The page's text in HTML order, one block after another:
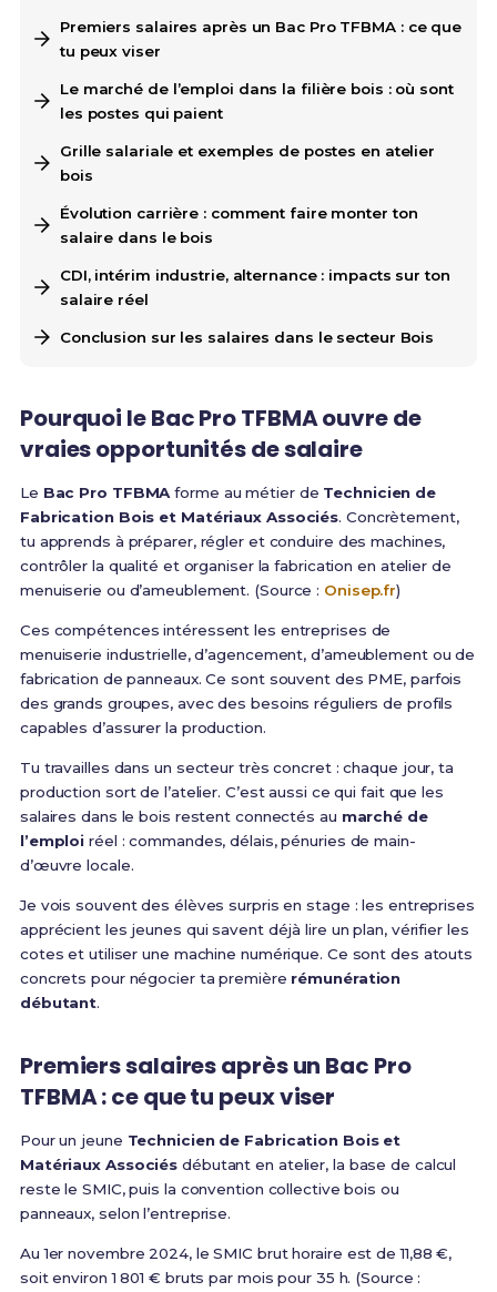
Premiers salaires après un Bac Pro TFBMA : ce que
tu peux viser
Le marché de l’emploi dans la filière bois : où sont
les postes qui paient
Grille salariale et exemples de postes en atelier
bois
Évolution carrière : comment faire monter ton
salaire dans le bois
CDI, intérim industrie, alternance : impacts sur ton
salaire réel
Conclusion sur les salaires dans le secteur Bois
Pourquoi le Bac Pro TFBMA ouvre de
vraies opportunités de salaire
Le Bac Pro TFBMAforme au métier de Technicien de
Fabrication Bois et Matériaux Associés. Concrètement,
tu apprends à préparer, régler et conduire des machines,
contrôler la qualité et organiser la fabrication en atelier de
menuiserie ou d’ameublement. (Source : Onisep.fr)
Ces compétences intéressent les entreprises de
menuiserie industrielle, d’agencement, d’ameublement ou de
fabrication de panneaux. Ce sont souvent des PME, parfois
des grands groupes, avec des besoins réguliers de profils
capables d’assurer la production.
Tu travailles dans un secteur très concret : chaque jour, ta
production sort de l’atelier. C’est aussi ce qui fait que les
salaires dans le bois restent connectés au marché de
l’emploi réel : commandes, délais, pénuries de main-
d’œuvre locale.
Je vois souvent des élèves surpris en stage : les entreprises
apprécient les jeunes qui savent déjà lire un plan, vérifier les
cotes et utiliser une machine numérique. Ce sont des atouts
concrets pour négocier ta première rémunération
débutant.
Premiers salaires après un Bac Pro
TFBMA : ce que tu peux viser
Pour un jeune Technicien de Fabrication Bois et
Matériaux Associés débutant en atelier, la base de calcul
reste le SMIC, puis la convention collective bois ou
panneaux, selon l’entreprise.
Au 1er novembre 2024, le SMIC brut horaire est de 11,88 €,
soit environ 1 801 € bruts par mois pour 35 h. (Source :